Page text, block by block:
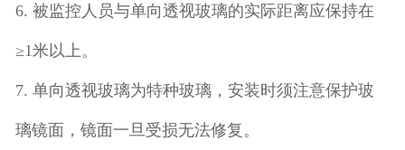
6. 被监控人员与单向透视玻璃的实际距离应保持在
≥1米以上。
7. 单向透视玻璃为特种玻璃，安装时须注意保护玻
璃镜面，镜面一旦受损无法修复。